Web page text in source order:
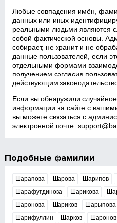
Любые совпадения имён,
данных или иных
реальными людьми являются
собой фактической основы.
собирает, не хранит и не
данные пользователей, если
отдельными формами
получением согласия
действующим
Если вы обнаружили
информации на сайте с
вы можете связаться с
электронной почте:
Подобные фамилии
Шарапова Шарова Шарипов
Шарафутдинова
Шарикова
Шаронова
Шариков Шарыпова
Шарифуллин
Шарков Шаронов